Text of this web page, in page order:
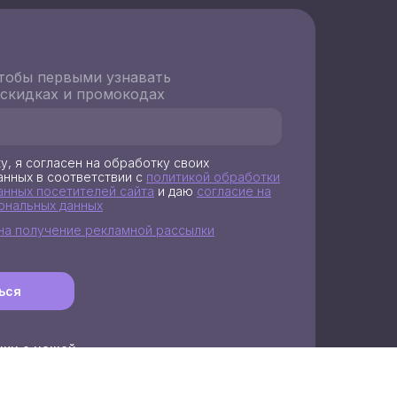
о нашей
первыми узнавать
и промокодах
я согласен на обработку своих
в соответствии с политикой обработки
посетителей сайта и даю согласие на
данных
получение рекламной рассылки